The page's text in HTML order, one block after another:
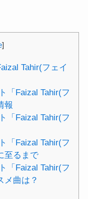
]
Tahir(フェイ
「Faizal Tahir(フ
報
「Faizal Tahir(フ
「Faizal Tahir(フ
至るまで
「Faizal Tahir(フ
メ曲は？